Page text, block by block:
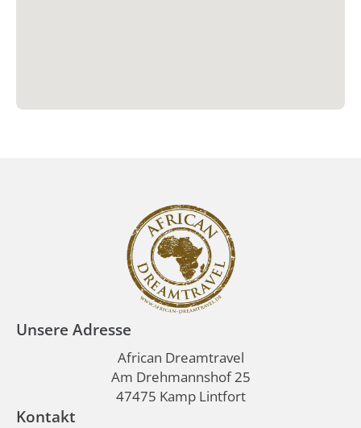
Unsere Adresse
African Dreamtravel
Am Drehmannshof 25
47475 Kamp Lintfort
Kontakt